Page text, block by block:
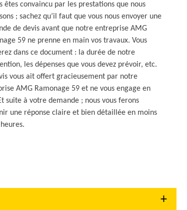
êtes convaincu par les prestations que nous
; sachez qu’il faut que vous nous envoyer une
de devis avant que notre entreprise AMG
59 ne prenne en main vos travaux. Vous
dans ce document : la durée de notre
les dépenses que vous devez prévoir, etc.
vous ait offert gracieusement par notre
AMG Ramonage 59 et ne vous engage en
suite à votre demande ; nous vous ferons
une réponse claire et bien détaillée en moins